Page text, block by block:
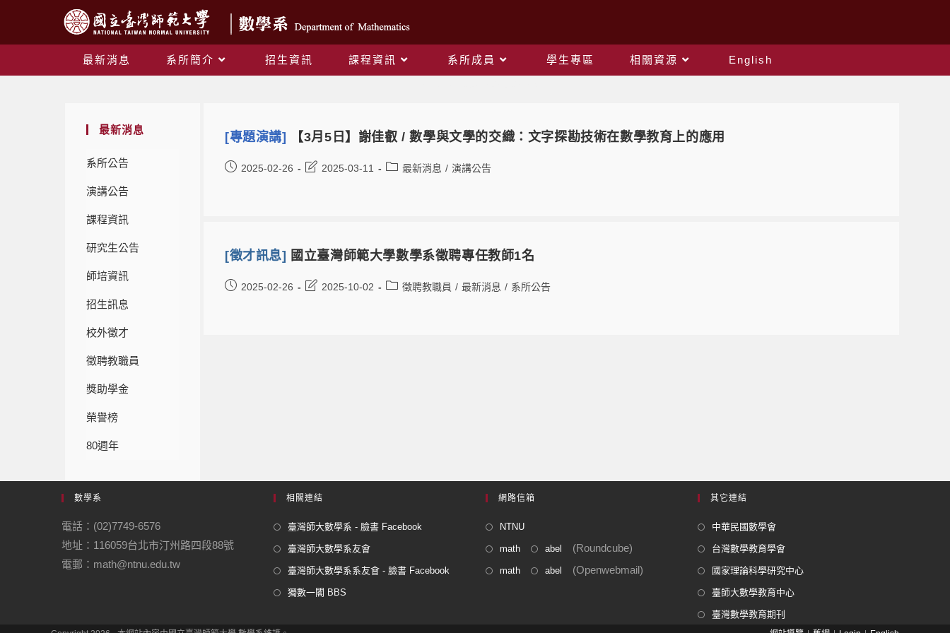
最新消息 系所簡介 招生資訊 課程資訊 系所成員 學生專區 相關資源
English
最新消息
系所公告
演講公告
課程資訊
研究生公告
師培資訊
招生訊息
校外徵才
徵聘教職員
獎助學金
榮譽榜
80週年
[專題演講] 【3月5日】謝佳叡 / 數學與文學的交織：文字探勘技術在數學教育上的應用
2025-02-26 2025-03-11 最新消息 / 演講公告
[徵才訊息] 國立臺灣師範大學數學系徵聘專任教師1名
2025-02-26 2025-10-02 徵聘教職員 / 最新消息 / 系所公告
數學系
電話：(02)7749-6576
地址：116059台北市汀州路四段88號
電郵：math@ntnu.edu.tw
相關連結
臺灣師大數學系 - 臉書 Facebook
臺灣師大數學系友會
臺灣師大數學系系友會 - 臉書 Facebook
獨數一閣 BBS
網路信箱
NTNU
math abel (Roundcube)
math abel (Openwebmail)
其它連結
中華民國數學會
台灣數學教育學會
國家理論科學研究中心
臺師大數學教育中心
臺灣數學教育期刊